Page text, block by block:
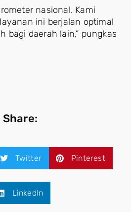
nasional. Kami
ini berjalan optimal
bagi daerah lain,” pungkas
Share:
Twitter Pinterest
LinkedIn